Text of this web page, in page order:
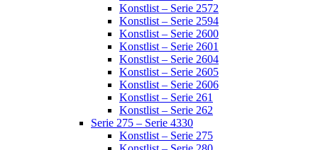
Konstlist – Serie 2572
Konstlist – Serie 2594
Konstlist – Serie 2600
Konstlist – Serie 2601
Konstlist – Serie 2604
Konstlist – Serie 2605
Konstlist – Serie 2606
Konstlist – Serie 261
Konstlist – Serie 262
Serie 275 – Serie 4330
Konstlist – Serie 275